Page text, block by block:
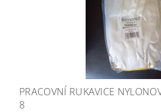
PRACOVNÍ RUKAVICE
8